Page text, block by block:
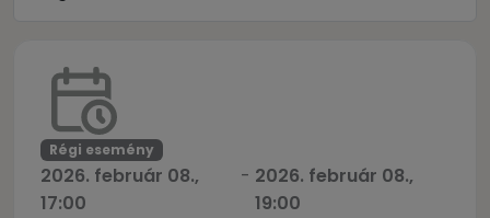
Régi esemény
2026. február 08.,
17:00
- 2026. február 08.,
19:00